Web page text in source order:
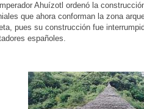
Ahuízotl ordenó la
que ahora conforman la zona
pues su construcción fue
españoles.